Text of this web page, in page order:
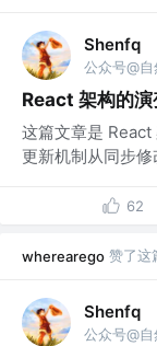
Shenfq
React 架构的
这篇文章是 React
更新机制从同步
62
wherearego 赞了这
Shenfq